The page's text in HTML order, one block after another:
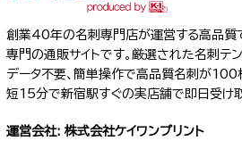
創業40年の名刺専門店が運営する高品質
専門の通販サイトです。厳選された名刺テ
データ不要、簡単操作で高品質名刺が
短15分で新宿駅すぐの実店舗で即日受け
運営会社: 株式会社ケイワンプリント